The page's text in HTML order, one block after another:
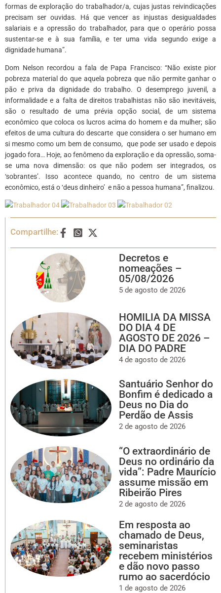
formas de exploração do trabalhador/a, cujas justas reivindicações
precisam ser ouvidas. Há que vencer as injustas desigualdades
salariais e a opressão do trabalhador, para que o operário possa
sustentar-se e à sua família, e ter uma vida segundo exige a
dignidade humana”.
Dom Nelson recordou a fala de Papa Francisco: “Não existe pior
pobreza material do que aquela pobreza que não permite ganhar o
pão e priva da dignidade do trabalho. O desemprego juvenil, a
informalidade e a falta de direitos trabalhistas não são inevitáveis,
são o resultado de uma prévia opção social, de um sistema
econômico que coloca os lucros acima do homem e da mulher; são
efeitos de uma cultura do descarte que considera o ser humano em
si mesmo como um bem de consumo, que pode ser usado e depois
jogado fora… Hoje, ao fenômeno da exploração e da opressão, soma-
se uma nova dimensão: os que não podem ser integrados, os
‘sobrantes’. Isso acontece quando, no centro de um sistema
econômico, está o ‘deus dinheiro’ e não a pessoa humana”, finalizou.
Compartilhe:
Decretos e
nomeações –
05/08/2026
5 de agosto de 2026
HOMILIA DA MISSA
DO DIA 4 DE
AGOSTO DE 2026 –
DIA DO PADRE
4 de agosto de 2026
Santuário Senhor do
Bonfim é dedicado a
Deus no Dia do
Perdão de Assis
2 de agosto de 2026
“O extraordinário de
Deus no ordinário da
vida”: Padre Maurício
assume missão em
Ribeirão Pires
2 de agosto de 2026
Em resposta ao
chamado de Deus,
seminaristas
recebem ministérios
e dão novo passo
rumo ao sacerdócio
1 de agosto de 2026